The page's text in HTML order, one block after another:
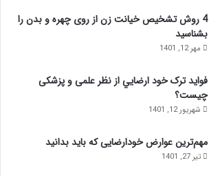
4 روش تشخیص خیانت زن از روی چهره و بدن را
بشناسید
مهر 12, 1401
فواید ترک خود ارضايي از نظر علمی و پزشکی
چیست؟
شهریور 12, 1401
مهم‌ترین عوارض خودارضایی که باید بدانید
تیر 27, 1401